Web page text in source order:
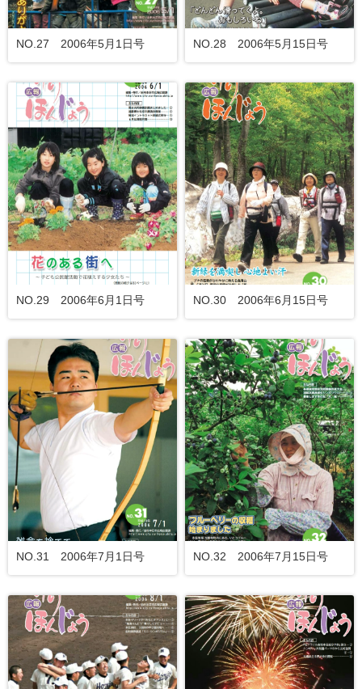
NO.27 2006年5月1日号 NO.28 2006年5月15日号
NO.29 2006年6月1日号 NO.30 2006年6月15日号
NO.31 2006年7月1日号 NO.32 2006年7月15日号